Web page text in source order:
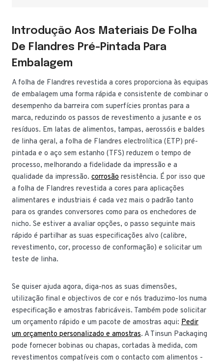
Introdução Aos Materiais De Folha
De Flandres Pré-Pintada Para
Embalagem
A folha de Flandres revestida a cores proporciona às equipas
de embalagem uma forma rápida e consistente de combinar o
desempenho da barreira com superfícies prontas para a
marca, reduzindo os passos de revestimento a jusante e os
resíduos. Em latas de alimentos, tampas, aerossóis e baldes
de linha geral, a folha de Flandres electrolítica (ETP) pré-
pintada e o aço sem estanho (TFS) reduzem o tempo de
processo, melhorando a fidelidade da impressão e a
qualidade da impressão. corrosão resistência. É por isso que
a folha de Flandres revestida a cores para aplicações
alimentares e industriais é cada vez mais o padrão tanto
para os grandes conversores como para os enchedores de
nicho. Se estiver a avaliar opções, o passo seguinte mais
rápido é partilhar as suas especificações alvo (calibre,
revestimento, cor, processo de conformação) e solicitar um
teste de linha.
Se quiser ajuda agora, diga-nos as suas dimensões,
utilização final e objectivos de cor e nós traduzimo-los numa
especificação e amostras fabricáveis. Também pode solicitar
um orçamento rápido e um pacote de amostras aqui: Pedir
um orçamento personalizado e amostras. A Tinsun Packaging
pode fornecer bobinas ou chapas, cortadas à medida, com
revestimentos compatíveis com o contacto com alimentos -